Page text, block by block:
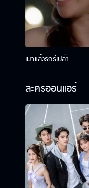
เมาแล้วรักรึเปล่า
ละครออนแอร์